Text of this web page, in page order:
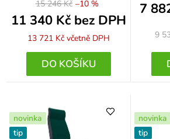
15 246 Kč
11 340 Kč bez DPH
13 721 Kč včetně DPH
–10 %
DO KOŠÍKU
7
9
novinka
tip
novinka
tip